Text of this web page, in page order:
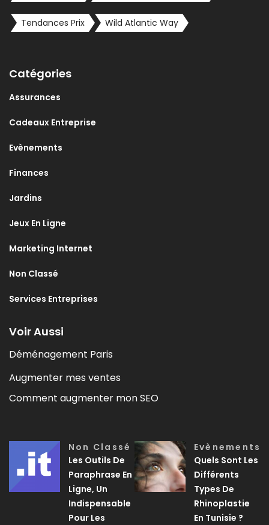
Tendances Prix Wild Atlantic Way
Catégories
Assurances
Cadeaux Entreprise
Evènements
Finances
Jardins
Jeux En Ligne
Marketing Internet
Non Classé
Services Entreprises
Voir Aussi
Déménagement Paris
Augmenter mes ventes
Comment augmenter mon SEO
Non Classé
Les Outils De
Paraphrase En
Ligne, Un
Indispensable
Pour Les
Evènements
Quels Sont Les
Différents
Types De
Rhinoplastie
En Tunisie ?